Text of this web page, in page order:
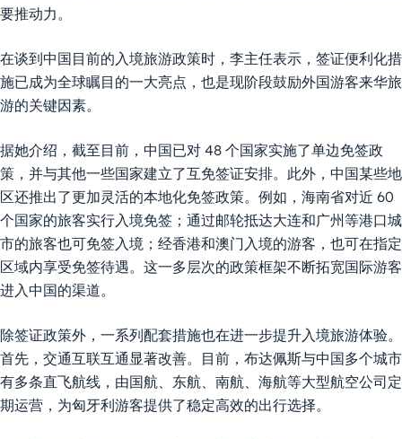
要推动力。
在谈到中国目前的入境旅游政策时，李主任表示，签证便利化措
施已成为全球瞩目的一大亮点，也是现阶段鼓励外国游客来华旅
游的关键因素。
据她介绍，截至目前，中国已对 48 个国家实施了单边免签政
策，并与其他一些国家建立了互免签证安排。此外，中国某些地
区还推出了更加灵活的本地化免签政策。例如，海南省对近 60
个国家的旅客实行入境免签；通过邮轮抵达大连和广州等港口城
市的旅客也可免签入境；经香港和澳门入境的游客，也可在指定
区域内享受免签待遇。这一多层次的政策框架不断拓宽国际游客
进入中国的渠道。
除签证政策外，一系列配套措施也在进一步提升入境旅游体验。
首先，交通互联互通显著改善。目前，布达佩斯与中国多个城市
有多条直飞航线，由国航、东航、南航、海航等大型航空公司定
期运营，为匈牙利游客提供了稳定高效的出行选择。